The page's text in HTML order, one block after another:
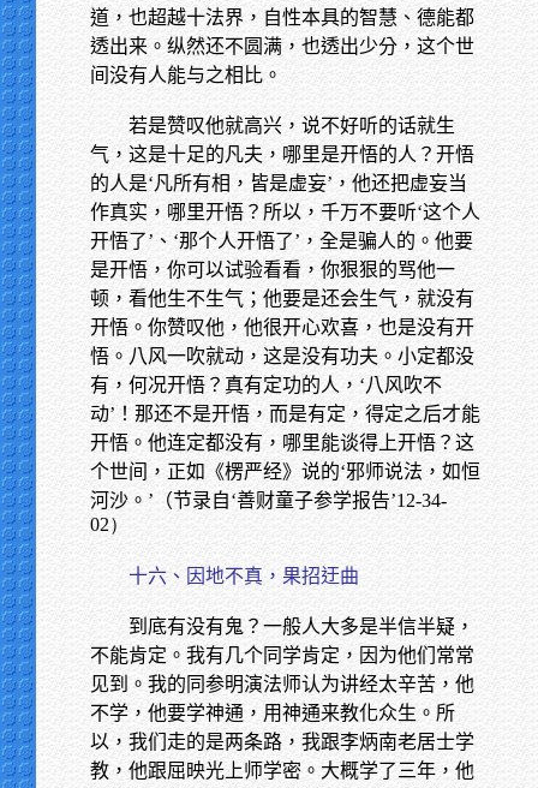
道，也超越十法界，自性本具的智慧、德能都
透出来。纵然还不圆满，也透出少分，这个世
间没有人能与之相比。
若是赞叹他就高兴，说不好听的话就生
气，这是十足的凡夫，哪里是开悟的人？开悟
的人是‘凡所有相，皆是虚妄’，他还把虚妄当
作真实，哪里开悟？所以，千万不要听‘这个人
开悟了’、‘那个人开悟了’，全是骗人的。他要
是开悟，你可以试验看看，你狠狠的骂他一
顿，看他生不生气；他要是还会生气，就没有
开悟。你赞叹他，他很开心欢喜，也是没有开
悟。八风一吹就动，这是没有功夫。小定都没
有，何况开悟？真有定功的人，‘八风吹不
动’！那还不是开悟，而是有定，得定之后才能
开悟。他连定都没有，哪里能谈得上开悟？这
个世间，正如《楞严经》说的‘邪师说法，如恒
河沙。’（节录自‘善财童子参学报告’12-34-
02）
十六、因地不真，果招迂曲
到底有没有鬼？一般人大多是半信半疑，
不能肯定。我有几个同学肯定，因为他们常常
见到。我的同参明演法师认为讲经太辛苦，他
不学，他要学神通，用神通来教化众生。所
以，我们走的是两条路，我跟李炳南老居士学
教，他跟屈映光上师学密。大概学了三年，他